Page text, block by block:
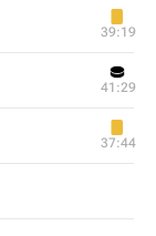
39:19
41:29
37:44